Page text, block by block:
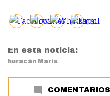
En esta noticia:
huracán María
COMENTARIOS